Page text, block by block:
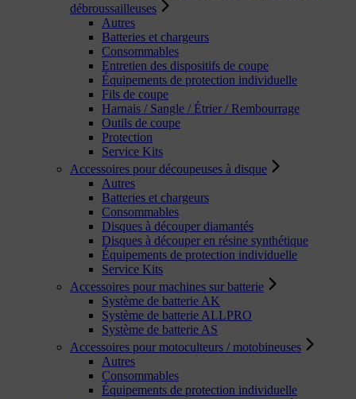
débroussailleuses
Autres
Batteries et chargeurs
Consommables
Entretien des dispositifs de coupe
Équipements de protection individuelle
Fils de coupe
Harnais / Sangle / Étrier / Rembourrage
Outils de coupe
Protection
Service Kits
Accessoires pour découpeuses à disque
Autres
Batteries et chargeurs
Consommables
Disques à découper diamantés
Disques à découper en résine synthétique
Équipements de protection individuelle
Service Kits
Accessoires pour machines sur batterie
Système de batterie AK
Système de batterie ALLPRO
Système de batterie AS
Accessoires pour motoculteurs / motobineuses
Autres
Consommables
Équipements de protection individuelle